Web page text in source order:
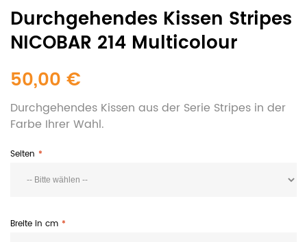
Durchgehendes Kissen Stripes
NICOBAR 214 Multicolour
50,00 €
Durchgehendes Kissen aus der Serie Stripes in der
Farbe Ihrer Wahl.
Seiten
Breite in cm